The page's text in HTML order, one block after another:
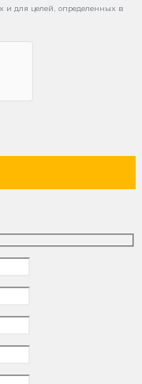
для целей, определенных в